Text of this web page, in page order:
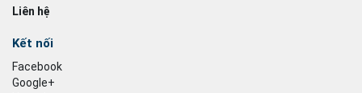
Liên hệ
Kết nối
Facebook
Google+